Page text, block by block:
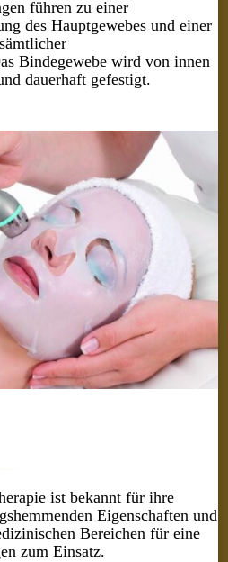
führen zu einer
des Hauptgewebes und einer
Bindegewebe wird von innen
dauerhaft gefestigt.
ist bekannt für ihre
Eigenschaften und
Bereichen für eine
zum Einsatz.